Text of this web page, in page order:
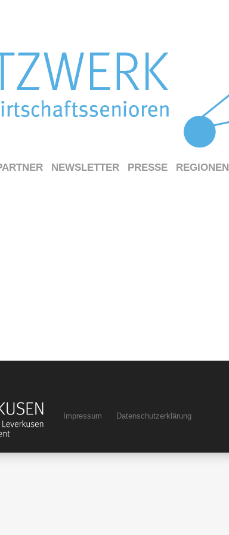
NEWSLETTER PRESSE REGIONEN
Impressum Datenschutzerklärung